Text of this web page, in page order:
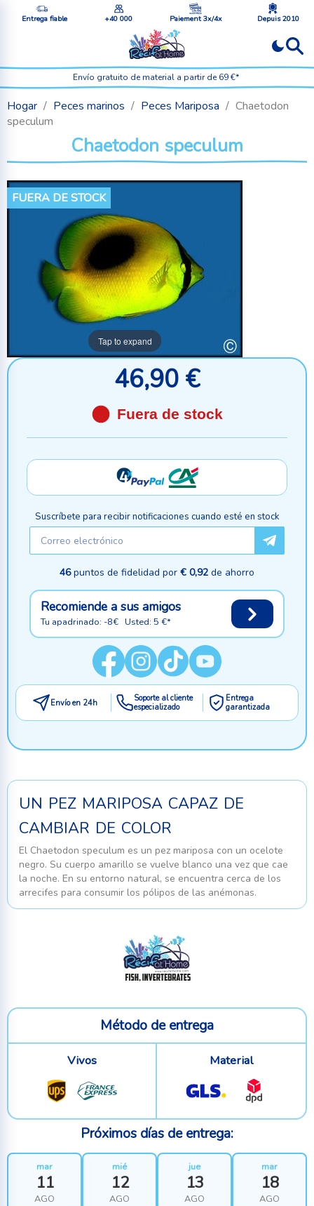
Entrega fiable +40 000 Paiement 3x/4x Depuis 2010
Envío gratuito de material a partir de 69 €*
Hogar Peces marinos Peces Mariposa
Chaetodon
speculum
Chaetodon speculum
FUERA DE STOCK
Tap to expand
46,90 €
Fuera de stock
Suscríbete para recibir notificaciones cuando esté en stock
46puntos de fidelidad por € 0,92 de ahorro
Recomiende a sus amigos
Tu apadrinado: -8€ Usted: 5 €*
Envío en 24h
Soporte al cliente
especializado
Entrega
garantizada
un pez mariposa capaz de
cambiar de color
El Chaetodon speculum es un pez mariposa con un ocelote
negro. Su cuerpo amarillo se vuelve blanco una vez que cae
la noche. En su entorno natural, se encuentra cerca de los
arrecifes para consumir los pólipos de las anémonas.
Método de entrega
Vivos Material
Próximos días de entrega:
mar
11
AGO
mié
12
AGO
jue
13
AGO
mar
18
AGO